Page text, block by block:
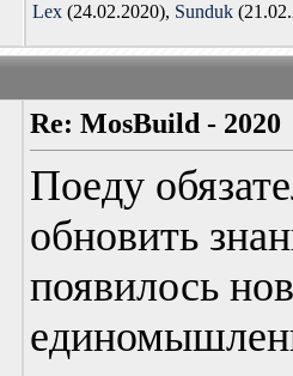
Lex(24.02.2020), Sunduk
Re: MosBuild - 2020
Поеду
обновить
появилось